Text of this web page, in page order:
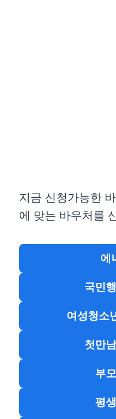
지금 신청가능한
에 맞는 바우처를
에
국민
여성청소
첫만
부
평